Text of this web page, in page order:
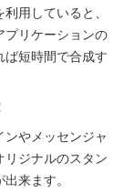
用していると、
プリケーションの
ば短時間で合成す
やメッセンジャ
ジナルのスタン
来ます。